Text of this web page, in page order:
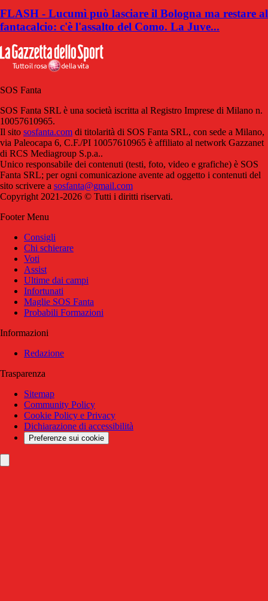
FLASH - Lucumì può lasciare il Bologna ma restare al
fantacalcio: c'è l'assalto del Como. La Juve...
SOS Fanta
SOS Fanta SRL è una società iscritta al Registro Imprese di Milano n.
10057610965.
Il sito sosfanta.com di titolarità di SOS Fanta SRL, con sede a Milano,
via Paleocapa 6, C.F./PI 10057610965 è affiliato al network Gazzanet
di RCS Mediagroup S.p.a..
Unico responsabile dei contenuti (testi, foto, video e grafiche) è SOS
Fanta SRL; per ogni comunicazione avente ad oggetto i contenuti del
sito scrivere a sosfanta@gmail.com
Copyright 2021-2026 © Tutti i diritti riservati.
Footer Menu
Consigli
Chi schierare
Voti
Assist
Ultime dai campi
Infortunati
Maglie SOS Fanta
Probabili Formazioni
Informazioni
Redazione
Trasparenza
Sitemap
Community Policy
Cookie Policy e Privacy
Dichiarazione di accessibilità
Preferenze sui cookie